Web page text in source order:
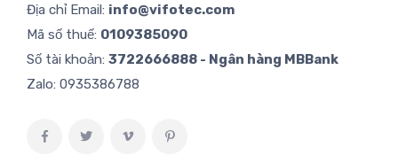
Địa chỉ Email: info@vifotec.com
Mã số thuế: 0109385090
Số tài khoản: 3722666888 - Ngân hàng MBBank
Zalo: 0935386788